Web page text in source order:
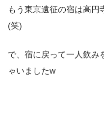
もう東京遠征の宿は高円
(笑)
で、宿に戻って一人飲み
ゃいましたw